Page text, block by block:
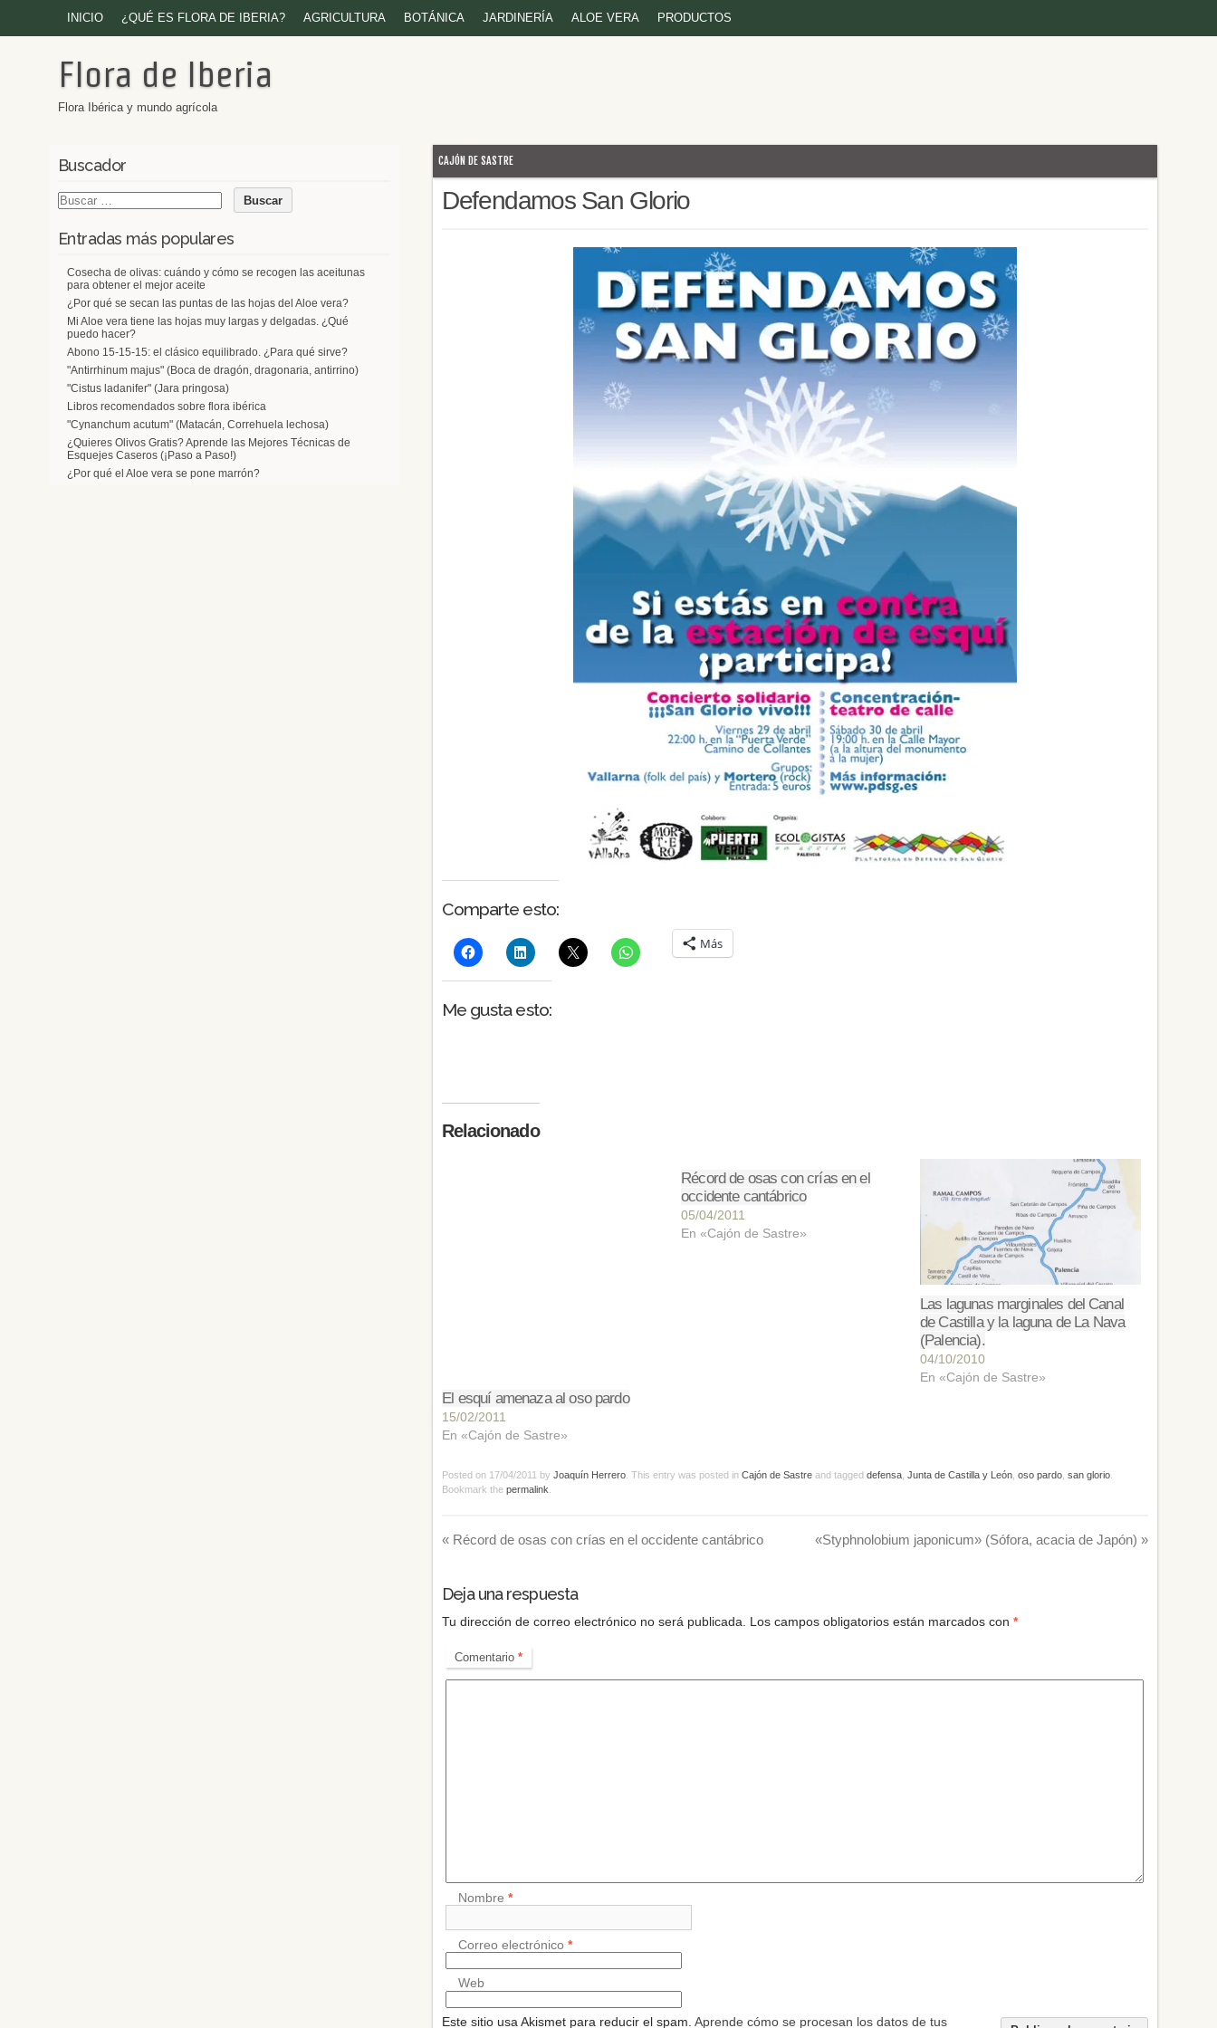
INICIO ¿QUÉ ES FLORA DE IBERIA? AGRICULTURA BOTÁNICA JARDINERÍA ALOE VERA PRODUCTOS
Flora de Iberia
Flora Ibérica y mundo agrícola
CAJÓN DE SASTRE
Defendamos San Glorio
Comparte esto:
Más
Me gusta esto:
Relacionado
El esquí amenaza al oso pardo
15/02/2011
En «Cajón de Sastre»
Récord de osas con crías en el
occidente cantábrico
05/04/2011
En «Cajón de Sastre»
Las lagunas marginales del Canal
de Castilla y la laguna de La Nava
(Palencia).
04/10/2010
En «Cajón de Sastre»
Posted on 17/04/2011 by Joaquín Herrero . This entry was posted inCajón de Sastre and taggeddefensa ,Junta de Castilla y León ,oso pardo ,san glorio
Bookmark thepermalink
« Récord de osas con crías en el occidente cantábrico «Styphnolobium japonicum» (Sófora, acacia de Japón) »
Deja una respuesta
Tu dirección de correo electrónico no será publicada. Los campos obligatorios están marcados con*
Comentario*
Nombre*
Correo electrónico*
Web
Este sitio usa Akismet para reducir el spam.Aprende cómo se procesan los datos de tus
Buscador
Entradas más populares
Cosecha de olivas: cuándo y cómo se recogen las aceitunas
para obtener el mejor aceite
¿Por qué se secan las puntas de las hojas del Aloe vera?
Mi Aloe vera tiene las hojas muy largas y delgadas. ¿Qué
puedo hacer?
Abono 15-15-15: el clásico equilibrado. ¿Para qué sirve?
"Antirrhinum majus" (Boca de dragón, dragonaria, antirrino)
"Cistus ladanifer" (Jara pringosa)
Libros recomendados sobre flora ibérica
"Cynanchum acutum" (Matacán, Correhuela lechosa)
¿Quieres Olivos Gratis? Aprende las Mejores Técnicas de
Esquejes Caseros (¡Paso a Paso!)
¿Por qué el Aloe vera se pone marrón?